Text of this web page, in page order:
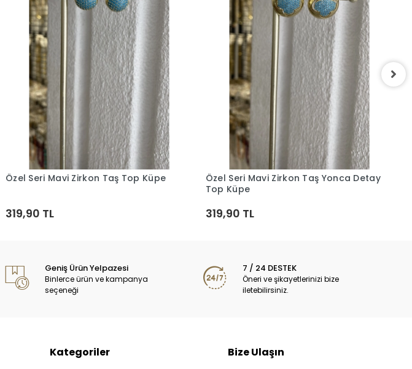
Sepete Ekle
Özel Seri Mavi Zirkon Taş Top Küpe
319,90 TL
Sepete Ekle
Özel Seri Mavi Zirkon Taş Yonca Detay
Top Küpe
319,90 TL
Geniş Ürün Yelpazesi
Binlerce ürün ve kampanya
seçeneği
7 / 24 DESTEK
Öneri ve şikayetlerinizi bize
iletebilirsiniz.
Kategoriler Bize Ulaşın